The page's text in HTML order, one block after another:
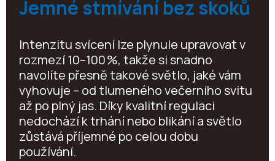
Jemné stmívání bez skoků
Intenzitu svícení lze plynule upravovat v
rozmezí 10–100 %, takže si snadno
navolíte přesně takové světlo, jaké vám
vyhovuje – od tlumeného večerního svitu
až po plný jas. Díky kvalitní regulaci
nedochází k trhání nebo blikání a světlo
zůstává příjemné po celou dobu
používání.